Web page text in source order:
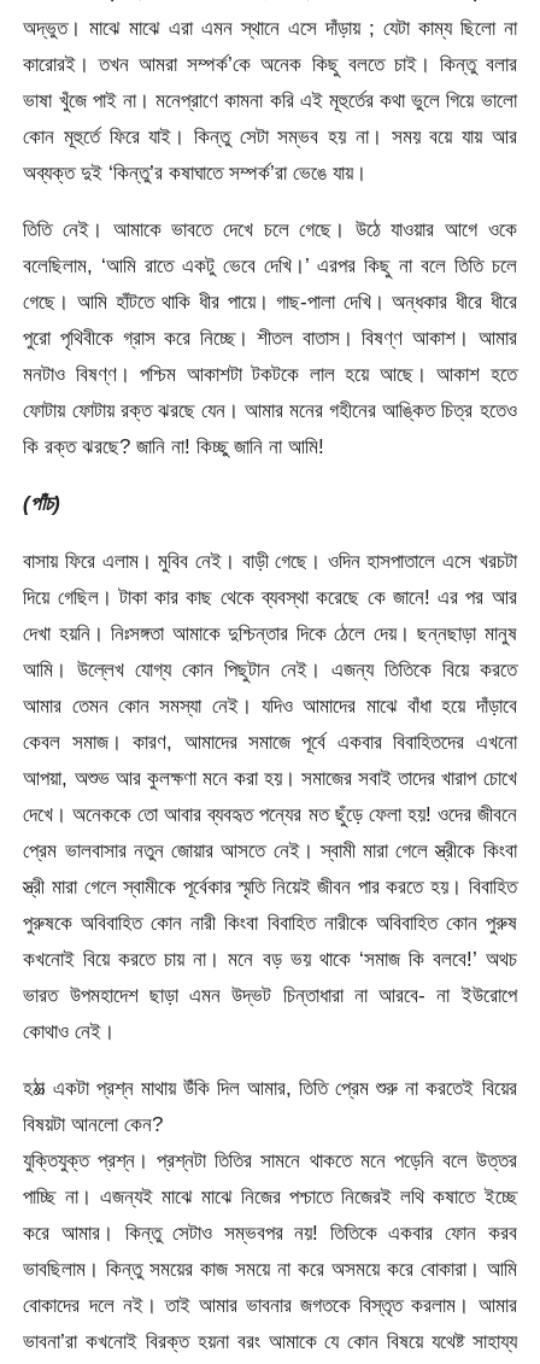
অদ্ভুত। মাঝে মাঝে এরা এমন স্থানে এসে দাঁড়ায় ; যেটা কাম্য ছিলো না
কারোরই। তখন আমরা সম্পর্ক’কে অনেক কিছু বলতে চাই। কিন্তু বলার
ভাষা খুঁজে পাই না। মনেপ্রাণে কামনা করি এই মূহুর্তের কথা ভুলে গিয়ে ভালো
কোন মূহুর্তে ফিরে যাই। কিন্তু সেটা সম্ভব হয় না। সময় বয়ে যায় আর
অব্যক্ত দুই ‘কিন্তু’র কষাঘাতে সম্পর্ক’রা ভেঙে যায়।
তিতি নেই। আমাকে ভাবতে দেখে চলে গেছে। উঠে যাওয়ার আগে ওকে
বলেছিলাম, ‘আমি রাতে একটু ভেবে দেখি।’ এরপর কিছু না বলে তিতি চলে
গেছে। আমি হাঁটতে থাকি ধীর পায়ে। গাছ-পালা দেখি। অন্ধকার ধীরে ধীরে
পুরো পৃথিবীকে গ্রাস করে নিচ্ছে। শীতল বাতাস। বিষণ্ণ আকাশ। আমার
মনটাও বিষণ্ণ। পশ্চিম আকাশটা টকটকে লাল হয়ে আছে। আকাশ হতে
ফোটায় ফোটায় রক্ত ঝরছে যেন। আমার মনের গহীনের আঙ্কিত চিত্র হতেও
কি রক্ত ঝরছে? জানি না! কিচ্ছু জানি না আমি!
(পাঁচ)
বাসায় ফিরে এলাম। মুবিব নেই। বাড়ী গেছে। ওদিন হাসপাতালে এসে খরচটা
দিয়ে গেছিল। টাকা কার কাছ থেকে ব্যবস্থা করেছে কে জানে! এর পর আর
দেখা হয়নি। নিঃসঙ্গতা আমাকে দুশ্চিন্তার দিকে ঠেলে দেয়। ছন্নছাড়া মানুষ
আমি। উল্লেখ যোগ্য কোন পিছুটান নেই। এজন্য তিতিকে বিয়ে করতে
আমার তেমন কোন সমস্যা নেই। যদিও আমাদের মাঝে বাঁধা হয়ে দাঁড়াবে
কেবল সমাজ। কারণ, আমাদের সমাজে পূর্বে একবার বিবাহিতদের এখনো
আপয়া, অশুভ আর কুলক্ষণা মনে করা হয়। সমাজের সবাই তাদের খারাপ চোখে
দেখে। অনেককে তো আবার ব্যবহৃত পন্যের মত ছুঁড়ে ফেলা হয়! ওদের জীবনে
প্রেম ভালবাসার নতুন জোয়ার আসতে নেই। স্বামী মারা গেলে স্ত্রীকে কিংবা
স্ত্রী মারা গেলে স্বামীকে পূর্বেকার স্মৃতি নিয়েই জীবন পার করতে হয়। বিবাহিত
পুরুষকে অবিবাহিত কোন নারী কিংবা বিবাহিত নারীকে অবিবাহিত কোন পুরুষ
কখনোই বিয়ে করতে চায় না। মনে বড় ভয় থাকে ‘সমাজ কি বলবে!’ অথচ
ভারত উপমহাদেশ ছাড়া এমন উদ্ভট চিন্তাধারা না আরবে- না ইউরোপে
কোথাও নেই।
হঠাত্‍ একটা প্রশ্ন মাথায় উঁকি দিল আমার, তিতি প্রেম শুরু না করতেই বিয়ের
বিষয়টা আনলো কেন?
যুক্তিযুক্ত প্রশ্ন। প্রশ্নটা তিতির সামনে থাকতে মনে পড়েনি বলে উত্তর
পাচ্ছি না। এজন্যই মাঝে মাঝে নিজের পশ্চাতে নিজেরই লথি কষাতে ইচ্ছে
করে আমার। কিন্তু সেটাও সম্ভবপর নয়! তিতিকে একবার ফোন করব
ভাবছিলাম। কিন্তু সময়ের কাজ সময়ে না করে অসময়ে করে বোকারা। আমি
বোকাদের দলে নই। তাই আমার ভাবনার জগতকে বিস্তৃত করলাম। আমার
ভাবনা’রা কখনোই বিরক্ত হয়না বরং আমাকে যে কোন বিষয়ে যথেষ্ট সাহায্য